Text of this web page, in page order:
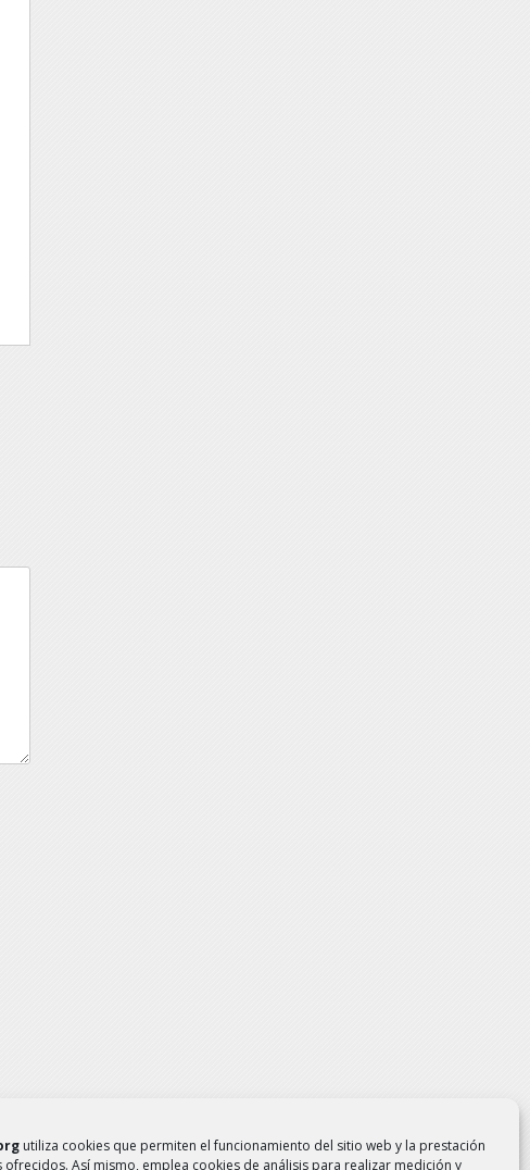
utiliza cookies que permiten el funcionamiento del sitio web y la prestación
ofrecidos. Así mismo, emplea cookies de análisis para realizar medición y